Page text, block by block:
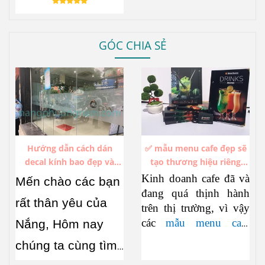
GÓC CHIA SẺ
Hướng dẫn cách dán
decal kính bao đẹp và
không bị bóng khí
Mến chào các bạn
rất thân yêu của
Nắng, Hôm nay
chúng ta cùng tìm
✅ mẫu menu cafe đẹp sẽ
tạo thương hiệu riêng
trong hàng ngàn thương
hiệu cafe đang thịnh hành
Kinh doanh cafe đã và
đang quá thịnh hành
trên thị trường, vì vậy
các mẫu menu cafe